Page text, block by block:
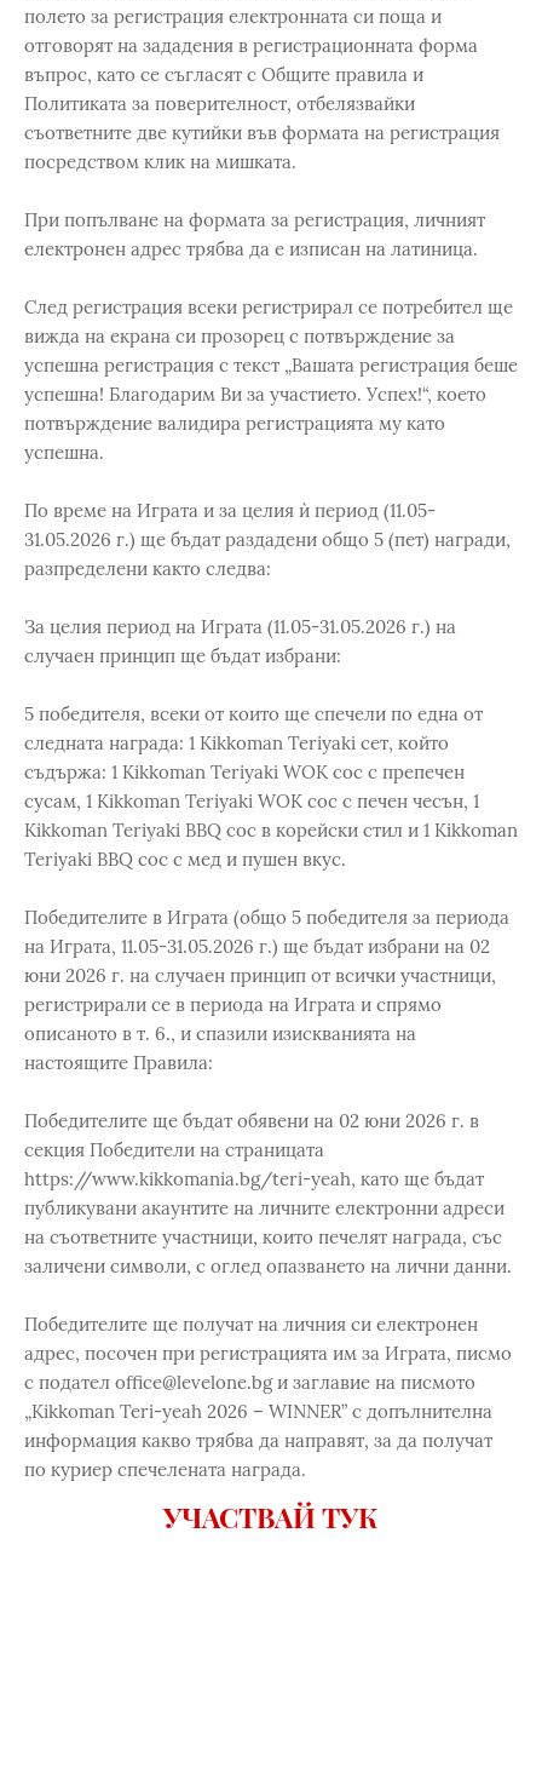
полето за регистрация електронната си поща и
отговорят на зададения в регистрационната форма
въпрос, като се съгласят с Общите правила и
Политиката за поверителност, отбелязвайки
съответните две кутийки във формата на регистрация
посредством клик на мишката.
При попълване на формата за регистрация, личният
електронен адрес трябва да е изписан на латиница.
След регистрация всеки регистрирал се потребител ще
вижда на екрана си прозорец с потвърждение за
успешна регистрация с текст „Вашата регистрация беше
успешна! Благодарим Ви за участието. Успех!“, което
потвърждение валидира регистрацията му като
успешна.
По време на Играта и за целия ѝ период (11.05-
31.05.2026 г.) ще бъдат раздадени общо 5 (пет) награди,
разпределени както следва:
За целия период на Играта (11.05-31.05.2026 г.) на
случаен принцип ще бъдат избрани:
5 победителя, всеки от които ще спечели по една от
следната награда: 1 Kikkoman Teriyaki сет, който
съдържа: 1 Kikkoman Teriyaki WOK сос с препечен
сусам, 1 Kikkoman Teriyaki WOK сос с печен чесън, 1
Kikkoman Teriyaki BBQ сос в корейски стил и 1 Kikkoman
Teriyaki BBQ сос с мед и пушен вкус.
Победителите в Играта (общо 5 победителя за периода
на Играта, 11.05-31.05.2026 г.) ще бъдат избрани на 02
юни 2026 г. на случаен принцип от всички участници,
регистрирали се в периода на Играта и спрямо
описаното в т. 6., и спазили изискванията на
настоящите Правила:
Победителите ще бъдат обявени на 02 юни 2026 г. в
секция Победители на страницата
https://www.kikkomania.bg/teri-yeah, като ще бъдат
публикувани акаунтите на личните електронни адреси
на съответните участници, които печелят награда, със
заличени символи, с оглед опазването на лични данни.
Победителите ще получат на личния си електронен
адрес, посочен при регистрацията им за Играта, писмо
с подател office@levelone.bg и заглавие на писмото
„Kikkoman Teri-yeah 2026 – WINNER” с допълнителна
информация какво трябва да направят, за да получат
по куриер спечелената награда.
УЧАСТВАЙ ТУК